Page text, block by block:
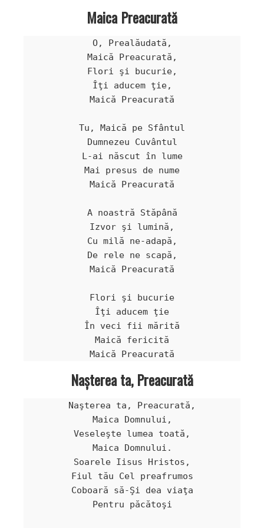
Maica Preacurată
O, Prealăudată,
Maică Preacurată,
Flori şi bucurie,
Îţi aducem ţie,
Maică Preacurată
Tu, Maică pe Sfântul
Dumnezeu Cuvântul
L-ai născut în lume
Mai presus de nume
Maică Preacurată
A noastră Stăpână
Izvor şi lumină,
Cu milă ne-adapă,
De rele ne scapă,
Maică Preacurată
Flori şi bucurie
Îţi aducem ţie
În veci fii mărită
Maică fericită
Naşterea ta, Preacurată
Naşterea ta, Preacurată,
Maica Domnului,
Veseleşte lumea toată,
Maica Domnului.
Soarele Iisus Hristos,
Fiul tău Cel preafrumos
Coboară să-Şi dea viaţa
Pentru păcătoşi